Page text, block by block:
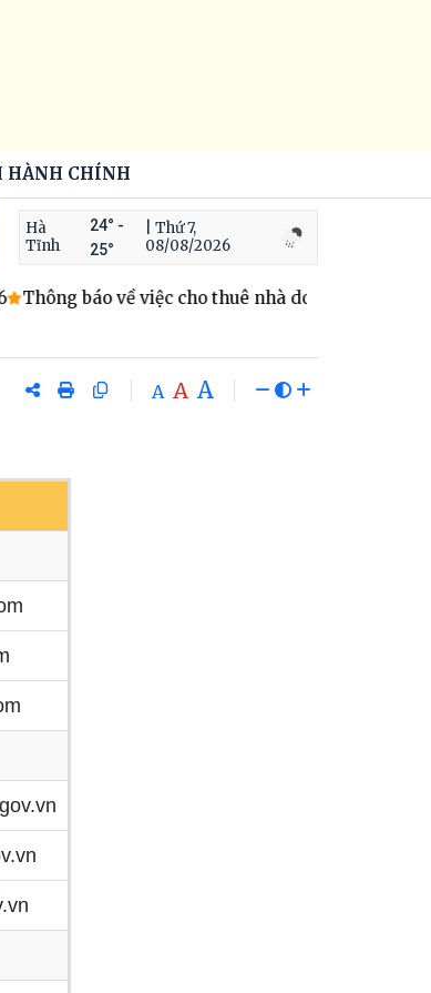
HÀNH CHÍNH
Hà
Tĩnh
24° -
25°
| Thứ 7,
08/08/2026
báo về việc cho thuê nhà do Trung tâm
A A A